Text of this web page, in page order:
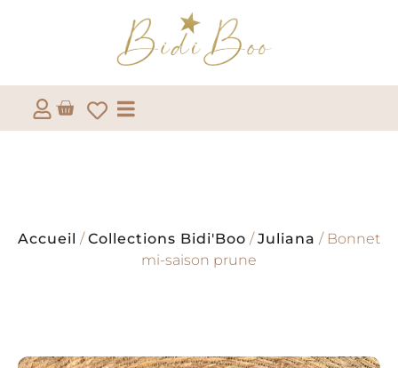
Accueil /Collections Bidi'Boo /Juliana / Bonnet
mi-saison prune